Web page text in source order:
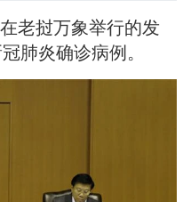
老挝万象举行的发
肺炎确诊病例。